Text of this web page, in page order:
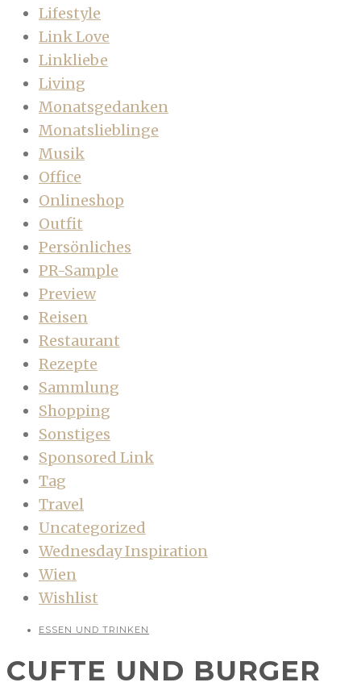
Lifestyle
Link Love
Linkliebe
Living
Monatsgedanken
Monatslieblinge
Musik
Office
Onlineshop
Outfit
Persönliches
PR-Sample
Preview
Reisen
Restaurant
Rezepte
Sammlung
Shopping
Sonstiges
Sponsored Link
Tag
Travel
Uncategorized
Wednesday Inspiration
Wien
Wishlist
ESSEN UND TRINKEN
CUFTE UND BURGER